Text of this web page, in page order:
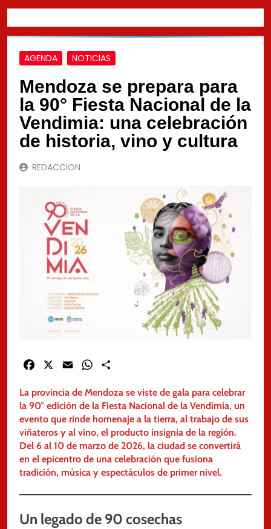
AGENDA NOTICIAS
Mendoza se prepara para
la 90° Fiesta Nacional de la
Vendimia: una celebración
de historia, vino y cultura
REDACCION
Facebook Email WhatsApp
La provincia de Mendoza se viste de gala para celebrar
la 90° edición de la Fiesta Nacional de la Vendimia, un
evento que rinde homenaje a la tierra, al trabajo de sus
viñateros y al vino, el producto insignia de la región.
Del 6 al 10 de marzo de 2026, la ciudad se convertirá
en el epicentro de una celebración que fusiona
tradición, música y espectáculos de primer nivel.
Un legado de 90 cosechas